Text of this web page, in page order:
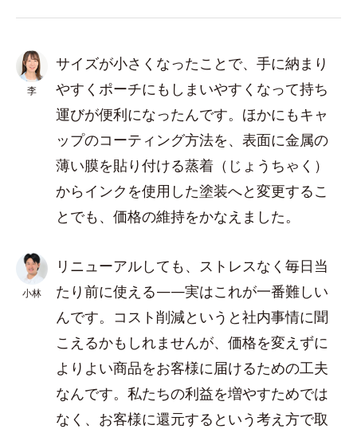
李
サイズが小さくなったことで、手に納まり
やすくポーチにもしまいやすくなって持ち
運びが便利になったんです。ほかにもキャ
ップのコーティング方法を、表面に金属の
薄い膜を貼り付ける蒸着（じょうちゃく）
からインクを使用した塗装へと変更するこ
とでも、価格の維持をかなえました。
小林
リニューアルしても、ストレスなく毎日当
たり前に使える——実はこれが一番難しい
んです。コスト削減というと社内事情に聞
こえるかもしれませんが、価格を変えずに
よりよい商品をお客様に届けるための工夫
なんです。私たちの利益を増やすためでは
なく、お客様に還元するという考え方で取